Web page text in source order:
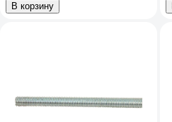
В корзину